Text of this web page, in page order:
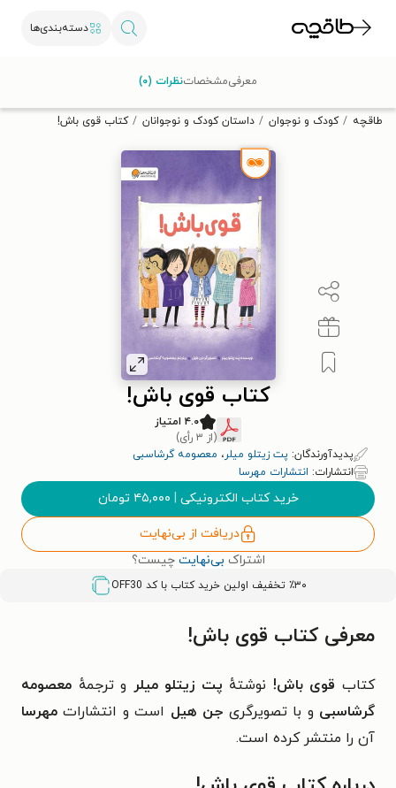
دسته‌بندی‌ها
تخفیف از طاقچه دریافت کن.
طاقچه کودک و نوجوان داستان کودک و نوجوانان کتاب قوی باش!
کتاب قوی باش!
۴.۰ امتیاز
(از ۳ رأی)
پدیدآورندگان: پت زیتلو میلر، معصومه گرشاسبی
انتشارات: انتشارات مهرسا
خرید کتاب الکترونیکی | ۴۵,۰۰۰ تومان
دریافت از بی‌نهایت
اشتراک بی‌نهایت چیست؟
٪۳۰ تخفیف اولین خرید کتاب با کد OFF30
معرفیمشخصاتنظرات (۰)
معرفی کتاب قوی باش!
کتابقوی باش! نوشتهٔ پت زیتلو میلر و ترجمهٔ معصومه
گرشاسبی و با تصویرگری جن هیل است و انتشارات مهرسا
آن را منتشر کرده است.